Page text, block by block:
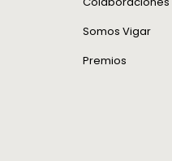
Somos Vigar
Premios